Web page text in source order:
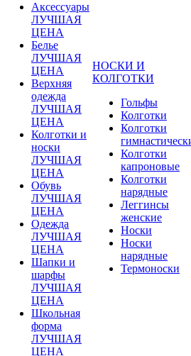
Аксессуары
ЛУЧШАЯ
ЦЕНА
Белье
ЛУЧШАЯ
ЦЕНА
Верхняя
одежда
ЛУЧШАЯ
ЦЕНА
Колготки и
носки
ЛУЧШАЯ
ЦЕНА
Обувь
ЛУЧШАЯ
ЦЕНА
Одежда
ЛУЧШАЯ
ЦЕНА
Шапки и
шарфы
ЛУЧШАЯ
ЦЕНА
Школьная
форма
ЛУЧШАЯ
ЦЕНА
НОСКИ И
КОЛГОТКИ
Гольфы
Колготки
Колготки
Колготки
капроновые
Колготки
нарядные
Леггинсы
женские
Носки
Носки
нарядные
Термоноски